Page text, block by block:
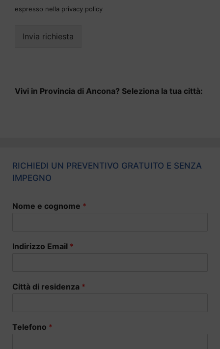
espresso nella privacy policy
Invia richiesta
Vivi in Provincia di Ancona? Seleziona la tua città:
RICHIEDI UN PREVENTIVO GRATUITO E SENZA
IMPEGNO
Nome e cognome *
Indirizzo Email *
Città di residenza *
Telefono *